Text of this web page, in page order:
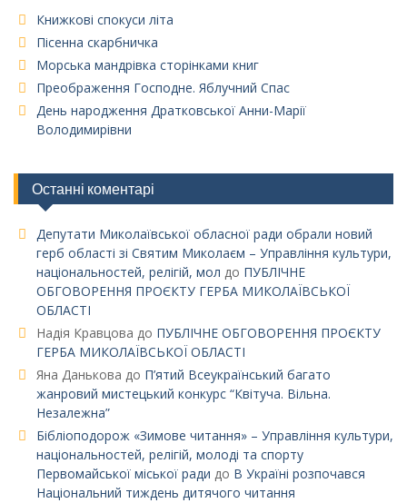
Книжкові спокуси літа
Пісенна скарбничка
Морська мандрівка сторінками книг
Преображення Господне. Яблучний Спас
День народження Дратковської Анни-Марії
Володимирівни
Останні коментарі
Депутати Миколаївської обласної ради обрали новий
герб області зі Святим Миколаєм – Управління культури,
національностей, релігій, мол до ПУБЛІЧНЕ
ОБГОВОРЕННЯ ПРОЄКТУ ГЕРБА МИКОЛАЇВСЬКОЇ
ОБЛАСТІ
Надія Кравцова до ПУБЛІЧНЕ ОБГОВОРЕННЯ ПРОЄКТУ
ГЕРБА МИКОЛАЇВСЬКОЇ ОБЛАСТІ
Яна Данькова до П’ятий Всеукраїнський багато
жанровий мистецький конкурс “Квітуча. Вільна.
Незалежна”
Бібліоподорож «Зимове читання» – Управління культури,
національностей, релігій, молоді та спорту
Первомайської міської ради до В Україні розпочався
Національний тиждень дитячого читання